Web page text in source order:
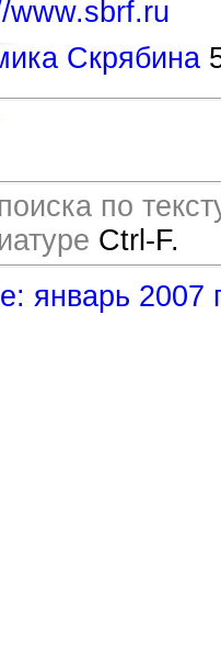
www.sbrf.ru
Скрябина
по
Ctrl-F.
январь 2007